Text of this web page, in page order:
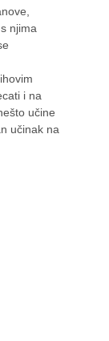
njima
i na
učine
učinak na